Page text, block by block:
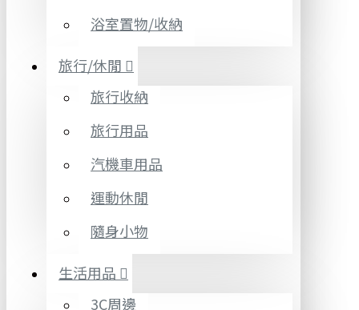
浴室置物/收納
旅行/休閒
旅行收納
旅行用品
汽機車用品
運動休閒
隨身小物
生活用品
3C周邊